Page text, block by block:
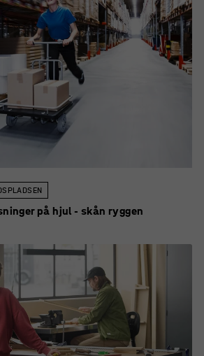
på hjul - skån ryggen